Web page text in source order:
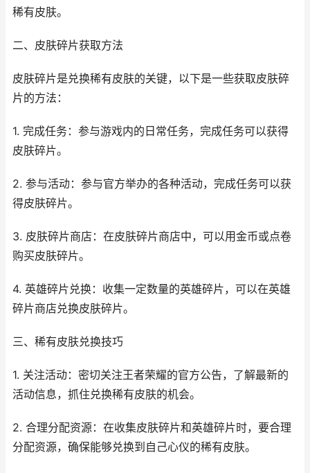
稀有皮肤。
二、皮肤碎片获取方法
皮肤碎片是兑换稀有皮肤的关键，以下是一些获取皮肤碎
片的方法：
1. 完成任务：参与游戏内的日常任务，完成任务可以获得
皮肤碎片。
2. 参与活动：参与官方举办的各种活动，完成任务可以获
得皮肤碎片。
3. 皮肤碎片商店：在皮肤碎片商店中，可以用金币或点卷
购买皮肤碎片。
4. 英雄碎片兑换：收集一定数量的英雄碎片，可以在英雄
碎片商店兑换皮肤碎片。
三、稀有皮肤兑换技巧
1. 关注活动：密切关注王者荣耀的官方公告，了解最新的
活动信息，抓住兑换稀有皮肤的机会。
2. 合理分配资源：在收集皮肤碎片和英雄碎片时，要合理
分配资源，确保能够兑换到自己心仪的稀有皮肤。